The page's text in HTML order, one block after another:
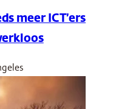
meer ICT’ers